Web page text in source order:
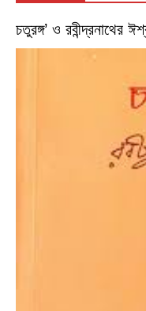
চতুরঙ্গ’ ও রবীন্দ্রনাথের